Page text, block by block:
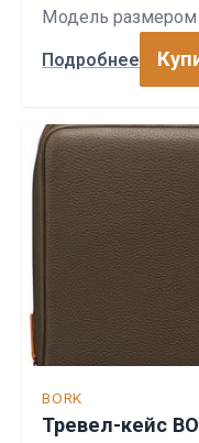
Модель размером
Подробнее
BORK
Тревел-кейс